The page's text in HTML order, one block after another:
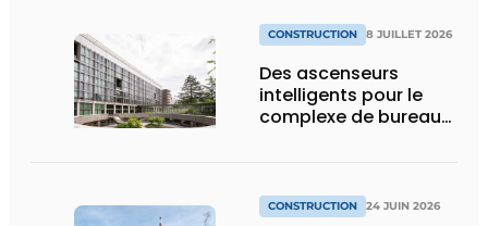
CONSTRUCTION 8 JUILLET 2026
Des ascenseurs
intelligents pour le
complexe de bureaux
CONSTRUCTION 24 JUIN 2026